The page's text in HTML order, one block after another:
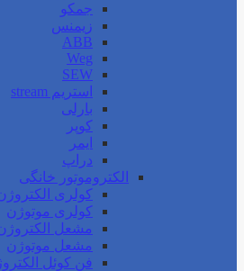
جمکو
زیمنس
ABB
Weg
SEW
استریم stream
بارلی
کوپر
ایمر
دراپ
الکتروموتور خانگی
کولری
کولری موتوژن
مشعل
مشعل موتوژن
فن کوئل